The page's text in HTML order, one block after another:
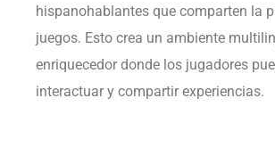
hispanohablantes que comparten la
juegos. Esto crea un ambiente
enriquecedor donde los jugadores
interactuar y compartir experiencias.